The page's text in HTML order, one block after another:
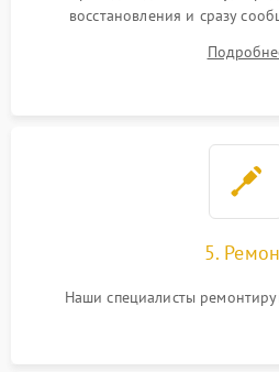
восстановления и сразу
5.
Наши специалисты